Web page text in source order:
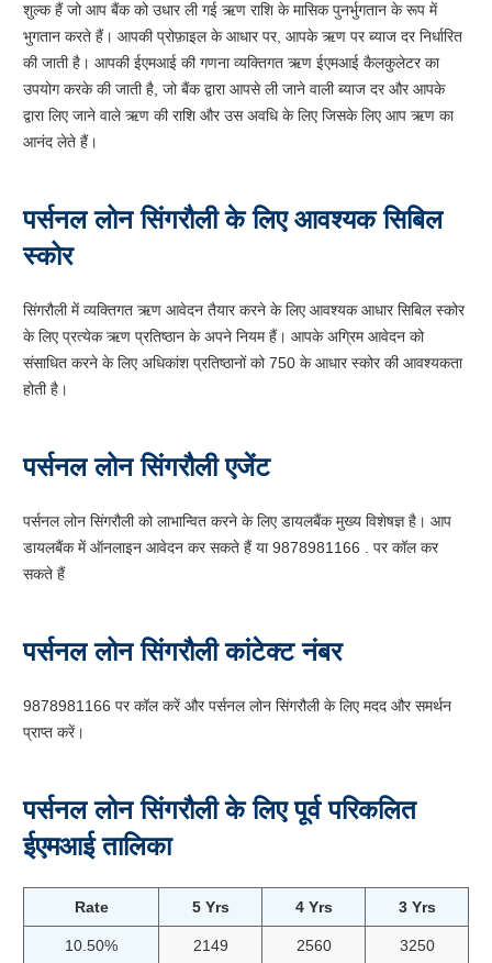
शुल्क हैं जो आप बैंक को उधार ली गई ऋण राशि के मासिक पुनर्भुगतान के रूप में
भुगतान करते हैं। आपकी प्रोफ़ाइल के आधार पर, आपके ऋण पर ब्याज दर निर्धारित
की जाती है। आपकी ईएमआई की गणना व्यक्तिगत ऋण ईएमआई कैलकुलेटर का
उपयोग करके की जाती है, जो बैंक द्वारा आपसे ली जाने वाली ब्याज दर और आपके
द्वारा लिए जाने वाले ऋण की राशि और उस अवधि के लिए जिसके लिए आप ऋण का
आनंद लेते हैं।
पर्सनल लोन सिंगरौली के लिए आवश्यक सिबिल
स्कोर
सिंगरौली में व्यक्तिगत ऋण आवेदन तैयार करने के लिए आवश्यक आधार सिबिल स्कोर
के लिए प्रत्येक ऋण प्रतिष्ठान के अपने नियम हैं। आपके अग्रिम आवेदन को
संसाधित करने के लिए अधिकांश प्रतिष्ठानों को 750 के आधार स्कोर की आवश्यकता
होती है।
पर्सनल लोन सिंगरौली एजेंट
पर्सनल लोन सिंगरौली को लाभान्वित करने के लिए डायलबैंक मुख्य विशेषज्ञ है। आप
डायलबैंक में ऑनलाइन आवेदन कर सकते हैं या 9878981166 . पर कॉल कर
सकते हैं
पर्सनल लोन सिंगरौली कांटेक्ट नंबर
9878981166 पर कॉल करें और पर्सनल लोन सिंगरौली के लिए मदद और समर्थन
प्राप्त करें।
पर्सनल लोन सिंगरौली के लिए पूर्व परिकलित
ईएमआई तालिका
Rate 5 Yrs 4 Yrs 3 Yrs
10.50% 2149 2560 3250